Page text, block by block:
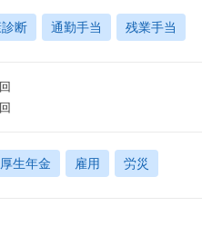
断 通勤手当 残業手当
厚生年金 雇用 労災